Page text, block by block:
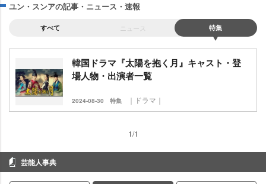
ユン・スンアの記事・ニュース・速報
すべて ニュース 特集
韓国ドラマ『太陽を抱く月』キャスト・登
場人物・出演者一覧
2024-08-30 特集 ｜ドラマ｜
1/1
芸能人事典